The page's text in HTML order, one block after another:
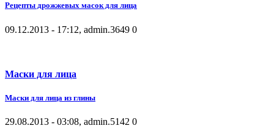
Рецепты дрожжевых масок для лица
09.12.2013 - 17:12, admin.3649 0
Маски для лица
Маски для лица из глины
29.08.2013 - 03:08, admin.5142 0